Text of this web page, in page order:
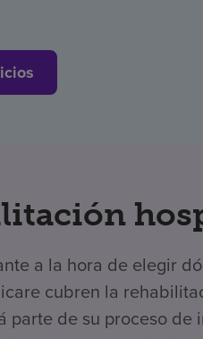
a la hora de elegir
cubren la
de su proceso de